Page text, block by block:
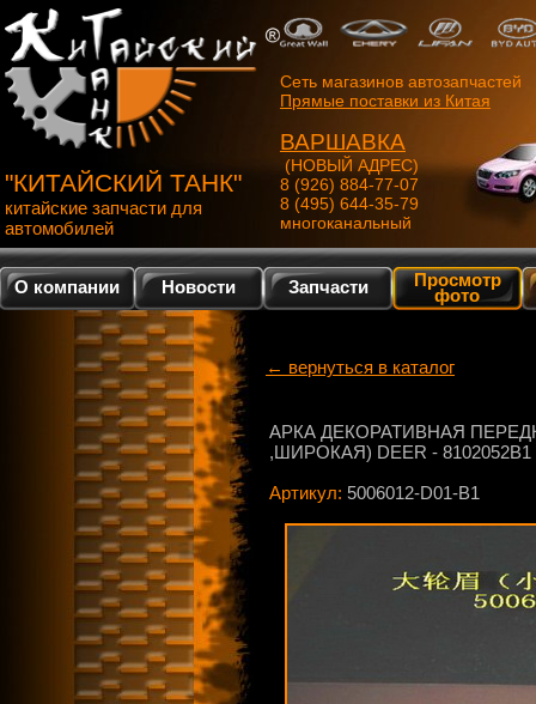
"КИТАЙСКИЙ ТАНК"
китайские запчасти для
автомобилей
Сеть магазинов автозапчастей
Прямые поставки из Китая
ВАРШАВКА
(НОВЫЙ АДРЕС)
8 (926) 884-77-07
8 (495) 644-35-79
многоканальный
О компании Новости Запчасти Просмотр
фото
← вернуться в каталог
АРКА ДЕКОРАТИВНАЯ
,ШИРОКАЯ) DEER - 8102052B1
Артикул: 5006012-D01-B1